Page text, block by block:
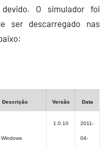
O simulador foi
ser descarregado nas
Descrição Versão Data
Windows
1.0.10 2011-
04-